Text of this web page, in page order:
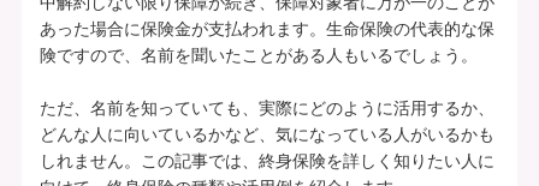
あった場合に保険金が支払われます。生命保険の代表的な保
険ですので、名前を聞いたことがある人もいるでしょう。
ただ、名前を知っていても、実際にどのように活用するか、
どんな人に向いているかなど、気になっている人がいるかも
しれません。この記事では、終身保険を詳しく知りたい人に